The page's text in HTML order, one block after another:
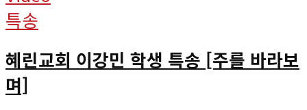
특송
혜린교회 이강민 학생 특송 [주를 바라보
며]